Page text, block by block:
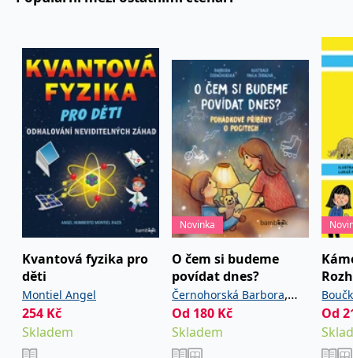
tématu společně popovídali a nalezli jeho souvislosti
ve svém vlastním, skutečném životě.
Kvantová fyzika pro
děti
Montiel Angel
254 Kč
Skladem
Novinka
O čem si budeme
povídat dnes?
Černohorská Barbora,
Šebková Pavla
Od 180 Kč
Skladem
Od